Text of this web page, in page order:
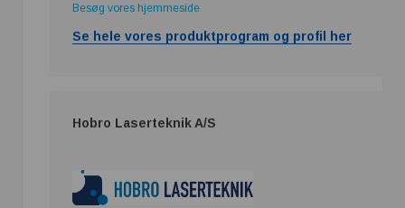
Besøg vores hjemmeside
Se hele vores produktprogram og profil her
Hobro Laserteknik A/S